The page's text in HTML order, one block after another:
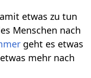
etwas zu tun
Menschen nach
geht es etwas
mehr nach